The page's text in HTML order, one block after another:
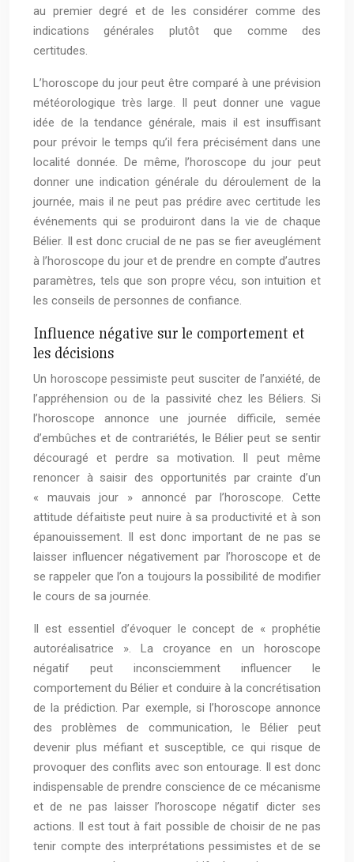
au premier degré et de les considérer comme des
indications générales plutôt que comme des
certitudes.
L’horoscope du jour peut être comparé à une prévision
météorologique très large. Il peut donner une vague
idée de la tendance générale, mais il est insuffisant
pour prévoir le temps qu’il fera précisément dans une
localité donnée. De même, l’horoscope du jour peut
donner une indication générale du déroulement de la
journée, mais il ne peut pas prédire avec certitude les
événements qui se produiront dans la vie de chaque
Bélier. Il est donc crucial de ne pas se fier aveuglément
à l’horoscope du jour et de prendre en compte d’autres
paramètres, tels que son propre vécu, son intuition et
les conseils de personnes de confiance.
Influence négative sur le comportement et
les décisions
Un horoscope pessimiste peut susciter de l’anxiété, de
l’appréhension ou de la passivité chez les Béliers. Si
l’horoscope annonce une journée difficile, semée
d’embûches et de contrariétés, le Bélier peut se sentir
découragé et perdre sa motivation. Il peut même
renoncer à saisir des opportunités par crainte d’un
« mauvais jour » annoncé par l’horoscope. Cette
attitude défaitiste peut nuire à sa productivité et à son
épanouissement. Il est donc important de ne pas se
laisser influencer négativement par l’horoscope et de
se rappeler que l’on a toujours la possibilité de modifier
le cours de sa journée.
Il est essentiel d’évoquer le concept de « prophétie
autoréalisatrice ». La croyance en un horoscope
négatif peut inconsciemment influencer le
comportement du Bélier et conduire à la concrétisation
de la prédiction. Par exemple, si l’horoscope annonce
des problèmes de communication, le Bélier peut
devenir plus méfiant et susceptible, ce qui risque de
provoquer des conflits avec son entourage. Il est donc
indispensable de prendre conscience de ce mécanisme
et de ne pas laisser l’horoscope négatif dicter ses
actions. Il est tout à fait possible de choisir de ne pas
tenir compte des interprétations pessimistes et de se